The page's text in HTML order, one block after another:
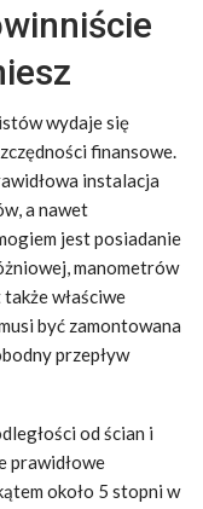
wydaje się
finansowe.
instalacja
a nawet
jest posiadanie
manometrów
właściwe
być zamontowana
przepływ
od ścian i
prawidłowe
około 5 stopni w